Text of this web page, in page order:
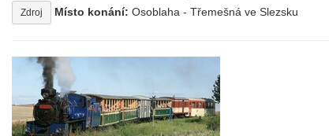
Zdroj Místo konání: Osoblaha - Třemešná ve Slezsku